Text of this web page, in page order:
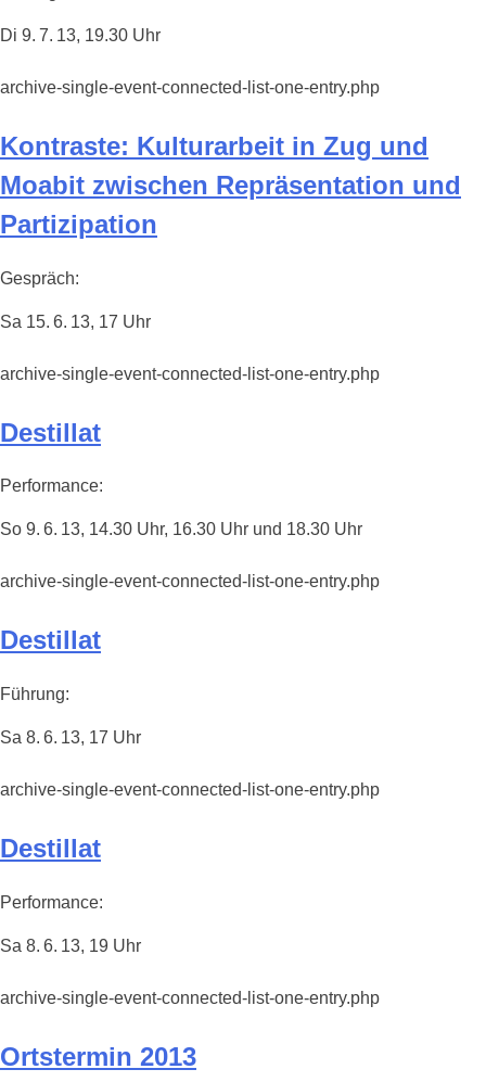
Di 9. 7. 13, 19.30 Uhr
archive-single-event-connected-list-one-entry.php
Kontraste: Kulturarbeit in Zug und
Moabit zwischen Repräsentation und
Partizipation
Gespräch:
Sa 15. 6. 13, 17 Uhr
archive-single-event-connected-list-one-entry.php
Destillat
Performance:
So 9. 6. 13, 14.30 Uhr, 16.30 Uhr und 18.30 Uhr
archive-single-event-connected-list-one-entry.php
Destillat
Führung:
Sa 8. 6. 13, 17 Uhr
archive-single-event-connected-list-one-entry.php
Destillat
Performance:
Sa 8. 6. 13, 19 Uhr
archive-single-event-connected-list-one-entry.php
Ortstermin 2013